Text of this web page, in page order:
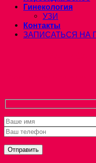
Гинекология
УЗИ
Контакты
ЗАПИСАТЬСЯ НА